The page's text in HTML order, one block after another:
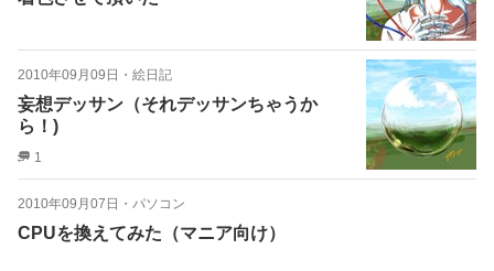
2010年09月09日 ・ 絵日記
妄想デッサン（それデッサンちゃうか
ら！)
1
2010年09月07日 ・ パソコン
CPUを換えてみた（マニア向け）